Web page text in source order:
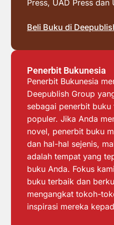
Press, UAD Press dan
Beli Buku di
Penerbit Bukunesia
Penerbit Bukunesia
Deepublish Group
sebagai penerbit
populer. Jika Anda
novel, penerbit buku
dan hal-hal sejenis,
adalah tempat yang
buku Anda. Fokus
buku terbaik dan
mengangkat tokoh-
inspirasi mereka